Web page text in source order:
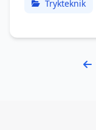
Trykteknik